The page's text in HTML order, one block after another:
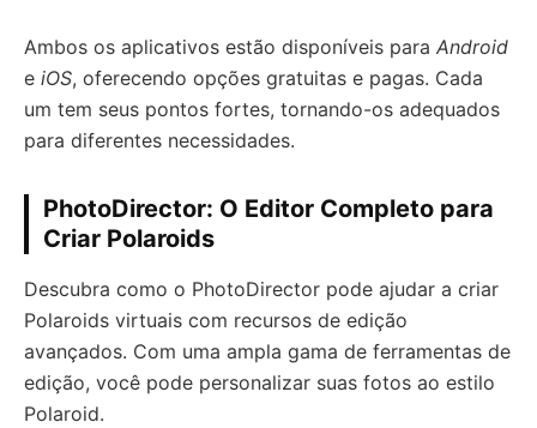
Ambos os aplicativos estão disponíveis para Android
e iOS, oferecendo opções gratuitas e pagas. Cada
um tem seus pontos fortes, tornando-os adequados
para diferentes necessidades.
PhotoDirector: O Editor Completo para
Criar Polaroids
Descubra como o PhotoDirector pode ajudar a criar
Polaroids virtuais com recursos de edição
avançados. Com uma ampla gama de ferramentas de
edição, você pode personalizar suas fotos ao estilo
Polaroid.